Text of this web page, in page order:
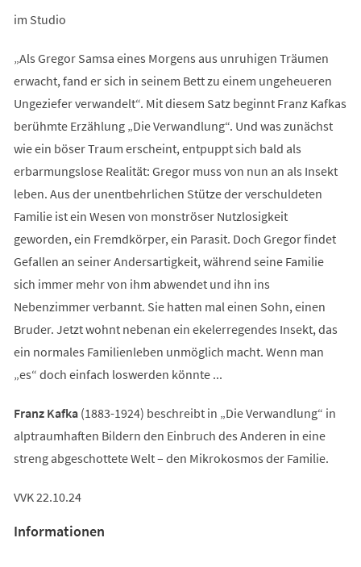
im Studio
„Als Gregor Samsa eines Morgens aus unruhigen Träumen
erwacht, fand er sich in seinem Bett zu einem ungeheueren
Ungeziefer verwandelt“. Mit diesem Satz beginnt Franz Kafkas
berühmte Erzählung „Die Verwandlung“. Und was zunächst
wie ein böser Traum erscheint, entpuppt sich bald als
erbarmungslose Realität: Gregor muss von nun an als Insekt
leben. Aus der unentbehrlichen Stütze der verschuldeten
Familie ist ein Wesen von monströser Nutzlosigkeit
geworden, ein Fremdkörper, ein Parasit. Doch Gregor findet
Gefallen an seiner Andersartigkeit, während seine Familie
sich immer mehr von ihm abwendet und ihn ins
Nebenzimmer verbannt. Sie hatten mal einen Sohn, einen
Bruder. Jetzt wohnt nebenan ein ekelerregendes Insekt, das
ein normales Familienleben unmöglich macht. Wenn man
„es“ doch einfach loswerden könnte ...
Franz Kafka(1883-1924) beschreibt in „Die Verwandlung“ in
alptraumhaften Bildern den Einbruch des Anderen in eine
streng abgeschottete Welt – den Mikrokosmos der Familie.
VVK 22.10.24
Informationen